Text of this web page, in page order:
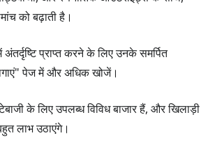
को बढ़ाती है।
प्राप्त करने के लिए उनके समर्पित
पेज में और अधिक खोजें।
के लिए उपलब्ध विविध बाजार हैं, और खिलाड़ी
लाभ उठाएंगे।